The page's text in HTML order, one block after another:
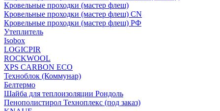
Кровельные проходки (мастер флеш)
Кровельные проходки (мастер флеш) CN
Кровельные проходки (мастер флеш) РФ
Утеплитель
Isobox
LOGICPIR
ROCKWOOL
XPS CARBON ECO
Техноблок (Коммунар)
Белтермо
Шайба для теплоизоляции Рондоль
Пенополистирол Техноплекс (под заказ)